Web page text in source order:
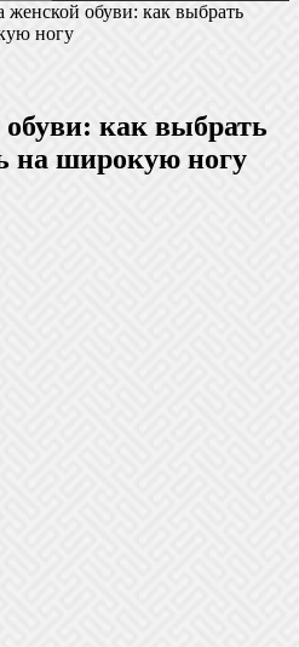
женской обуви: как выбрать
ногу
как выбрать
на широкую ногу